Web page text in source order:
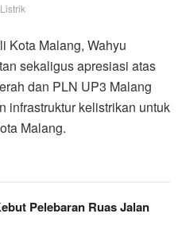
Kota Malang, Wahyu
sekaligus apresiasi atas
dan PLN UP3 Malang
infrastruktur kelistrikan untuk
Malang.
Pelebaran Ruas Jalan